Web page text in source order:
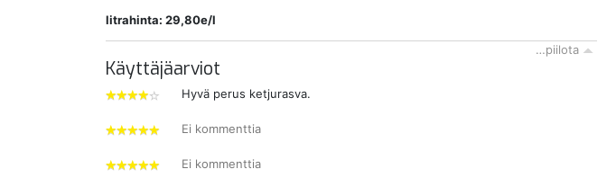
litrahinta: 29,80e/l
…piilota
Käyttäjäarviot
tähdet
Hyvä perus ketjurasva.
tähdet
Ei kommenttia
Ei kommenttia